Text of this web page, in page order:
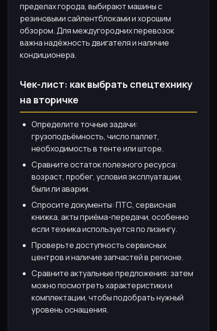
пределах города, выбирают машины с
резиновыми сайлентблоками и хорошим
обзором. Для междугородних перевозок
важна надёжность двигателя и наличие
кондиционера.
Чек-лист: как выбрать спецтехнику
на вторичке
Определите точные задачи:
грузоподъёмность, число паллет,
необходимость в тенте или шторе.
Сравните остаток полезного ресурса:
возраст, пробег, условия эксплуатации,
были ли аварии.
Спросите документы: ПТС, сервисная
книжка, акты приёма-передачи, особенно
если техника используется по лизингу.
Проверьте доступность сервисных
центров и наличие запчастей в регионе.
Сравните актуальные предложения: затем
можно посмотреть характеристики и
комплектации, чтобы подобрать нужный
уровень оснащения.